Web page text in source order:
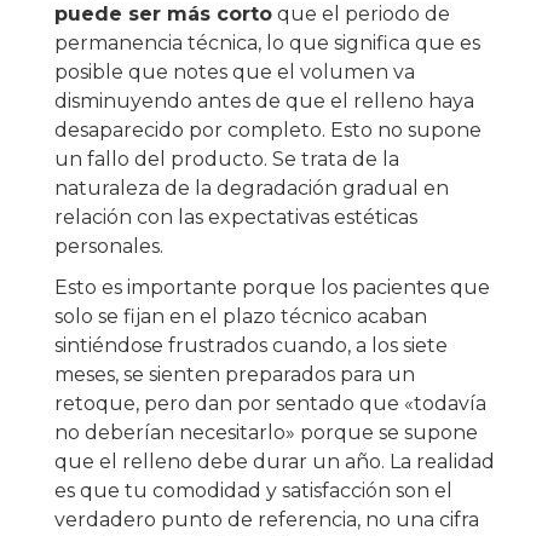
puede ser más corto que el periodo de
permanencia técnica, lo que significa que es
posible que notes que el volumen va
disminuyendo antes de que el relleno haya
desaparecido por completo. Esto no supone
un fallo del producto. Se trata de la
naturaleza de la degradación gradual en
relación con las expectativas estéticas
personales.
Esto es importante porque los pacientes que
solo se fijan en el plazo técnico acaban
sintiéndose frustrados cuando, a los siete
meses, se sienten preparados para un
retoque, pero dan por sentado que «todavía
no deberían necesitarlo» porque se supone
que el relleno debe durar un año. La realidad
es que tu comodidad y satisfacción son el
verdadero punto de referencia, no una cifra